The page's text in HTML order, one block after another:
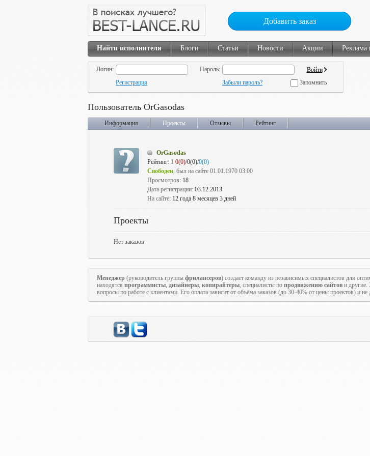
Добавить заказ
Найти исполнителя Блоги Статьи Новости Акции Реклама
Логин:
Пароль:
Регистрация
Забыли пароль? Запомнить
Пользователь OrGasodas
Информация Проекты Отзывы Рейтинг
OrGasodas
Рейтинг: 1 0(0)/0(0)/0(0)
Свободен, был на сайте 01.01.1970 03:00
Просмотров: 18
Дата регистрации: 03.12.2013
На сайте: 12 года 8 месяцев 3 дней
Проекты
Нет заказов
Менеджер (руководитель группы фрилансеров) создает команду из независимых специалистов для
находятся программисты, дизайнеры, копирайтеры, специалисты по продвижению сайтов и другие.
вопросы по работе с клиентами. Его оплата зависит от объёма заказов (до 30-40% от цены проектов) и